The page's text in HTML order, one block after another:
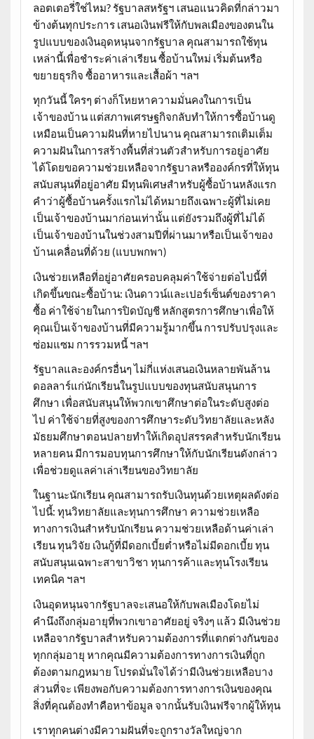
ลอตเตอรี่ใช่ไหม? รัฐบาลสหรัฐฯ เสนอแนวคิดที่กล่าวมา
ข้างต้นทุกประการ เสนอเงินฟรีให้กับพลเมืองของตนใน
รูปแบบของเงินอุดหนุนจากรัฐบาล คุณสามารถใช้ทุน
เหล่านี้เพื่อชำระค่าเล่าเรียน ซื้อบ้านใหม่ เริ่มต้นหรือ
ขยายธุรกิจ ซื้ออาหารและเสื้อผ้า ฯลฯ
ทุกวันนี้ ใครๆ ต่างก็โหยหาความมั่นคงในการเป็น
เจ้าของบ้าน แต่สภาพเศรษฐกิจกลับทำให้การซื้อบ้านดู
เหมือนเป็นความฝันที่หายไปนาน คุณสามารถเติมเต็ม
ความฝันในการสร้างพื้นที่ส่วนตัวสำหรับการอยู่อาศัย
ได้โดยขอความช่วยเหลือจากรัฐบาลหรือองค์กรที่ให้ทุน
สนับสนุนที่อยู่อาศัย มีทุนพิเศษสำหรับผู้ซื้อบ้านหลังแรก
คำว่าผู้ซื้อบ้านครั้งแรกไม่ได้หมายถึงเฉพาะผู้ที่ไม่เคย
เป็นเจ้าของบ้านมาก่อนเท่านั้น แต่ยังรวมถึงผู้ที่ไม่ได้
เป็นเจ้าของบ้านในช่วงสามปีที่ผ่านมาหรือเป็นเจ้าของ
บ้านเคลื่อนที่ด้วย (แบบพกพา)
เงินช่วยเหลือที่อยู่อาศัยครอบคลุมค่าใช้จ่ายต่อไปนี้ที่
เกิดขึ้นขณะซื้อบ้าน: เงินดาวน์และเปอร์เซ็นต์ของราคา
ซื้อ ค่าใช้จ่ายในการปิดบัญชี หลักสูตรการศึกษาเพื่อให้
คุณเป็นเจ้าของบ้านที่มีความรู้มากขึ้น การปรับปรุงและ
ซ่อมแซม การรวมหนี้ ฯลฯ
รัฐบาลและองค์กรอื่นๆ ไม่กี่แห่งเสนอเงินหลายพันล้าน
ดอลลาร์แก่นักเรียนในรูปแบบของทุนสนับสนุนการ
ศึกษา เพื่อสนับสนุนให้พวกเขาศึกษาต่อในระดับสูงต่อ
ไป ค่าใช้จ่ายที่สูงของการศึกษาระดับวิทยาลัยและหลัง
มัธยมศึกษาตอนปลายทำให้เกิดอุปสรรคสำหรับนักเรียน
หลายคน มีการมอบทุนการศึกษาให้กับนักเรียนดังกล่าว
เพื่อช่วยดูแลค่าเล่าเรียนของวิทยาลัย
ในฐานะนักเรียน คุณสามารถรับเงินทุนด้วยเหตุผลดังต่อ
ไปนี้: ทุนวิทยาลัยและทุนการศึกษา ความช่วยเหลือ
ทางการเงินสำหรับนักเรียน ความช่วยเหลือด้านค่าเล่า
เรียน ทุนวิจัย เงินกู้ที่มีดอกเบี้ยต่ำหรือไม่มีดอกเบี้ย ทุน
สนับสนุนเฉพาะสาขาวิชา ทุนการค้าและทุนโรงเรียน
เทคนิค ฯลฯ
เงินอุดหนุนจากรัฐบาลจะเสนอให้กับพลเมืองโดยไม่
คำนึงถึงกลุ่มอายุที่พวกเขาอาศัยอยู่ จริงๆ แล้ว มีเงินช่วย
เหลือจากรัฐบาลสำหรับความต้องการที่แตกต่างกันของ
ทุกกลุ่มอายุ หากคุณมีความต้องการทางการเงินที่ถูก
ต้องตามกฎหมาย โปรดมั่นใจได้ว่ามีเงินช่วยเหลือบาง
ส่วนที่จะ เพียงพอกับความต้องการทางการเงินของคุณ
สิ่งที่คุณต้องทำคือหาข้อมูล จากนั้นรับเงินฟรีจากผู้ให้ทุน
เราทุกคนต่างมีความฝันที่จะถูกรางวัลใหญ่จาก